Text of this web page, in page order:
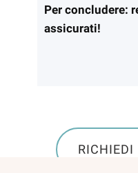
Per concludere:
assicurati!